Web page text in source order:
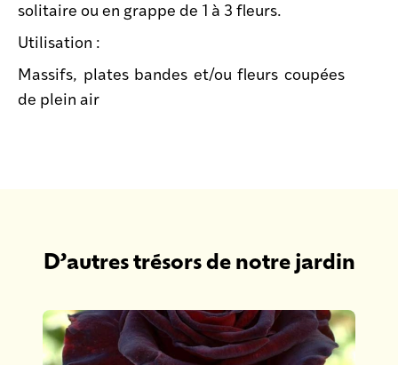
solitaire ou en grappe de 1 à 3 fleurs.
Utilisation :
Massifs, plates bandes et/ou fleurs coupées
de plein air
D’autres trésors de notre jardin